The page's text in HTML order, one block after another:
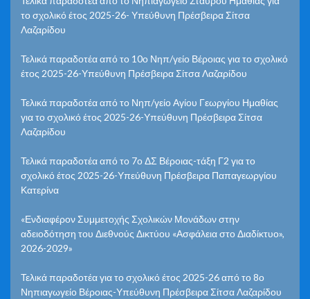
το σχολικό έτος 2025-26- Υπεύθυνη Πρέσβειρα Σίτσα
Λαζαρίδου
Τελικά παραδοτέα από το 10ο Νηπ/γείο Βέροιας για το σχολικό
έτος 2025-26-Υπεύθυνη Πρέσβειρα Σίτσα Λαζαρίδου
Τελικά παραδοτέα από το Νηπ/γείο Αγίου Γεωργίου Ημαθίας
για το σχολικό έτος 2025-26-Υπεύθυνη Πρέσβειρα Σίτσα
Λαζαρίδου
Τελικά παραδοτέα από το 7ο ΔΣ Βέροιας-τάξη Γ2 για το
σχολικό έτος 2025-26-Υπεύθυνη Πρέσβειρα Παπαγεωργίου
Κατερίνα
«Ενδιαφέρον Συμμετοχής Σχολικών Μονάδων στην
αδειοδότηση του Διεθνούς Δικτύου «Ασφάλεια στο Διαδίκτυο»,
2026-2029»
Τελικά παραδοτέα για το σχολικό έτος 2025-26 από το 8ο
Νηπιαγωγείο Βέροιας-Υπεύθυνη Πρέσβειρα Σίτσα Λαζαρίδου